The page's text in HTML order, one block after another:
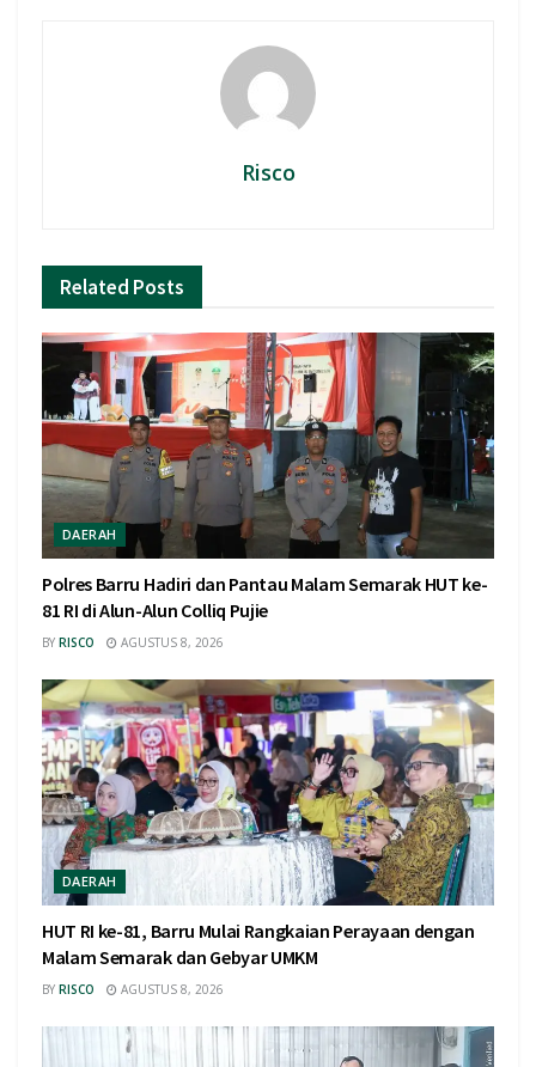
Risco
Related Posts
DAERAH
Polres Barru Hadiri dan Pantau Malam Semarak HUT ke-
81 RI di Alun-Alun Colliq Pujie
BY RISCO AGUSTUS 8, 2026
DAERAH
HUT RI ke-81, Barru Mulai Rangkaian Perayaan dengan
Malam Semarak dan Gebyar UMKM
BY RISCO AGUSTUS 8, 2026